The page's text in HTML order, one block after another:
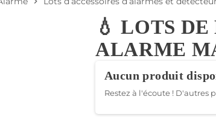
💧 LOTS
ALARME
Aucun produit
Restez à l'écoute ! D'autres